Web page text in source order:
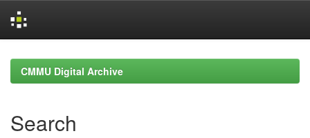
navigationCMMU Digital Archive
Search